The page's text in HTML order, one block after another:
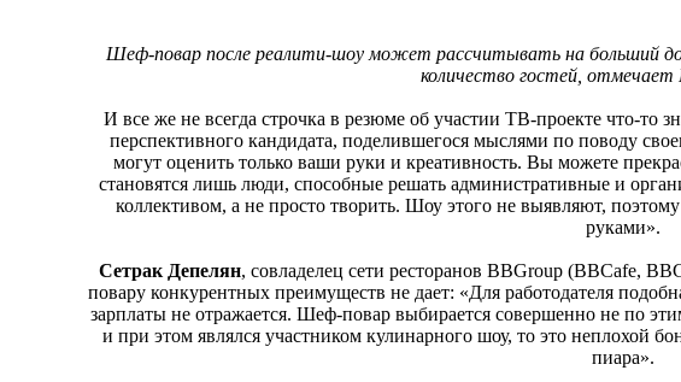
Шеф-повар после реалити-шоу может рассчитывать на больший
количество гостей,
И все же не всегда строчка в резюме об участии ТВ-проекте что-то
перспективного кандидата, поделившегося мыслями по поводу
могут оценить только ваши руки и креативность. Вы можете
становятся лишь люди, способные решать административные и
коллективом, а не просто творить. Шоу этого не выявляют,
руками».
Сетрак Депелян, совладелец сети ресторанов BBGroup (BBCafe,
повару конкурентных преимуществ не дает: «Для работодателя
зарплаты не отражается. Шеф-повар выбирается совершенно не по
и при этом являлся участником кулинарного шоу, то это неплохой
пиара».